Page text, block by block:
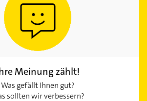
Meinung zählt!
Was gefällt Ihnen gut?
sollten wir verbessern?